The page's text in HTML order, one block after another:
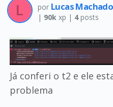
por Lucas
| 90kxp | 4posts
Já conferi o t2 e ele
problema